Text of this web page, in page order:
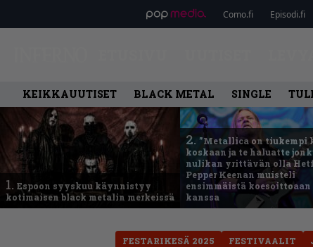
Como.fi Episodi.fi
KEIKKAUUTISET BLACK METAL SINGLE
1. Espoon syyskuu käynnistyy
kotimaisen black metalin merkeissä
2. ”Metallica on tiukempi
koskaan ja te haluatte
nulikan yrittävän olla
Pepper Keenan muisteli
ensimmäistä
kanssa
FESTARIKESÄ 2025 FESTIVAALIT